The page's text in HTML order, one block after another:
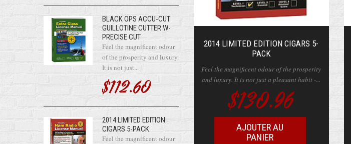
BLACK OPS ACCU-CUT
GUILLOTINE CUTTER W-
PRECISE CUT
Feel the magnificent odour
of the prosperity and luxury.
It is not just...
$112.60
2014 LIMITED EDITION
CIGARS 5-PACK
Feel the magnificent odour
2014 LIMITED EDITION CIGARS 5-
PACK
Feel the magnificent odour of the prosperity
and luxury. It is not just a pleasant habit -...
$130.96
AJOUTER AU
PANIER